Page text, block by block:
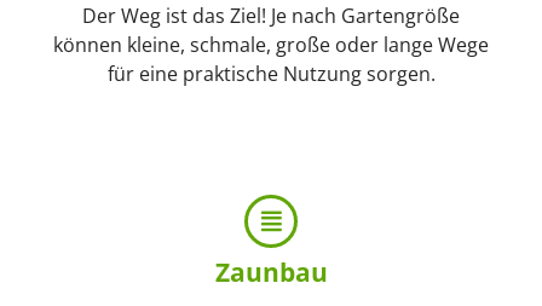
Der Weg ist das Ziel! Je nach Gartengröße
können kleine, schmale, große oder lange Wege
für eine praktische Nutzung sorgen.
Zaunbau